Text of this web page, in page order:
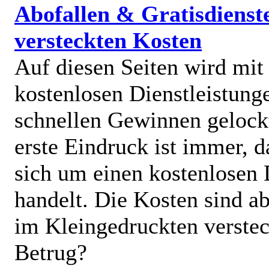
Abofallen &
versteckten Kosten
Auf diesen Seiten wird mit
kostenlosen
schnellen Gewinnen
erste Eindruck ist immer,
sich um einen kostenlosen
handelt. Die Kosten sind
im Kleingedruckten
Betrug?